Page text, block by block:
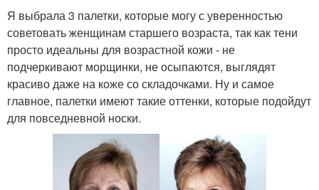
Я выбрала 3 палетки, которые могу с уверенностью
советовать женщинам старшего возраста, так как тени
просто идеальны для возрастной кожи - не
подчеркивают морщинки, не осыпаются, выглядят
красиво даже на коже со складочками. Ну и самое
главное, палетки имеют такие оттенки, которые подойдут
для повседневной носки.